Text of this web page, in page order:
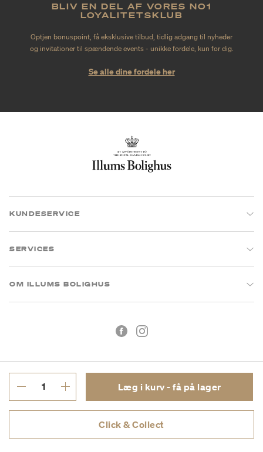
Læg i kurv - få på lager
Click & Collect
BLIV EN DEL AF VORES NO1
LOYALITETSKLUB
Optjen bonuspoint, få eksklusive tilbud, tidlig adgang til nyheder
og invitationer til spændende events - unikke fordele, kun for dig.
Se alle dine fordele her
KUNDESERVICE
SERVICES
OM ILLUMS BOLIGHUS
CVR: 26573394